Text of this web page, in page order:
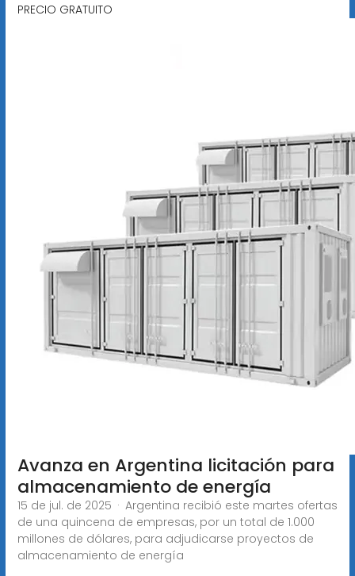
PRECIO GRATUITO
Avanza en Argentina licitación para
almacenamiento de energía
15 de jul. de 2025 · Argentina recibió este martes ofertas
de una quincena de empresas, por un total de 1.000
millones de dólares, para adjudicarse proyectos de
almacenamiento de energía